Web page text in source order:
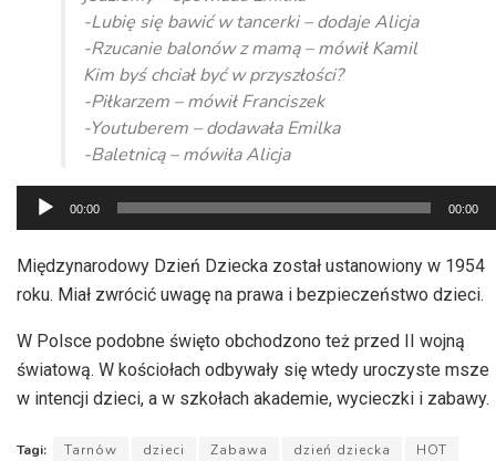
-Lubię się bawić w tancerki – dodaje Alicja
-Rzucanie balonów z mamą – mówił Kamil
Kim byś chciał być w przyszłości?
-Piłkarzem – mówił Franciszek
-Youtuberem – dodawała Emilka
-Baletnicą – mówiła Alicja
Odtwarzacz
plików
dźwiękowych
00:00 00:00
Międzynarodowy Dzień Dziecka został ustanowiony w 1954
roku. Miał zwrócić uwagę na prawa i bezpieczeństwo dzieci.
W Polsce podobne święto obchodzono też przed II wojną
światową. W kościołach odbywały się wtedy uroczyste msze
w intencji dzieci, a w szkołach akademie, wycieczki i zabawy.
Tagi: Tarnów dzieci Zabawa dzień dziecka
HOT